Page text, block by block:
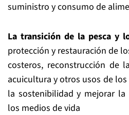
suministro y consumo de
La transición de la pesca y
protección y restauración de
costeros, reconstrucción de
acuicultura y otros usos de
la sostenibilidad y mejorar
los medios de vida